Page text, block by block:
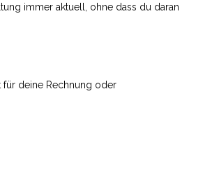
immer aktuell, ohne dass du daran
für deine Rechnung oder